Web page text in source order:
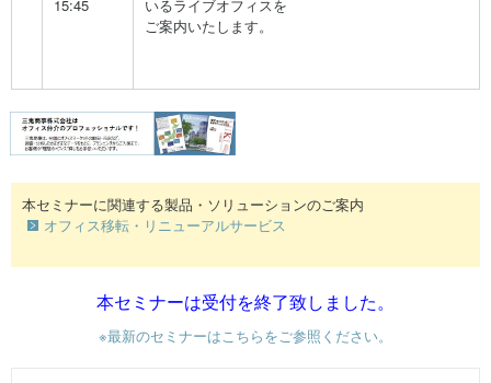
15:45
いるライブオフィスを
ご案内いたします。
本セミナーに関連する製品・ソリューションのご案内
オフィス移転・リニューアルサービス
本セミナーは受付を終了致しました。
※最新のセミナーはこちらをご参照ください。